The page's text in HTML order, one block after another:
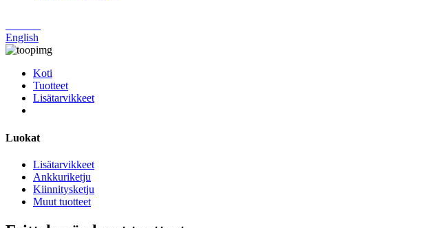
English
Koti
Tuotteet
Lisätarvikkeet
Luokat
Lisätarvikkeet
Ankkuriketju
Kiinnitysketju
Muut tuotteet